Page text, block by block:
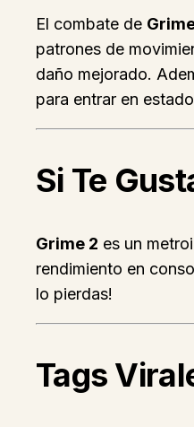
El combate de
patrones de
daño mejorado.
para entrar en
Si Te
Grime 2 es un
rendimiento en
lo pierdas!
Tags